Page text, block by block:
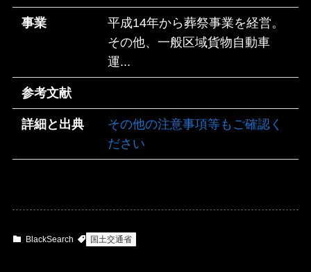
事業
平成14年から葬祭事業を経営。
その他、一般区域貨物自動車
運...
参考文献
詳細と出典
その他の注意事項等もご確認く
ださい
BlackSearch 国土交通省